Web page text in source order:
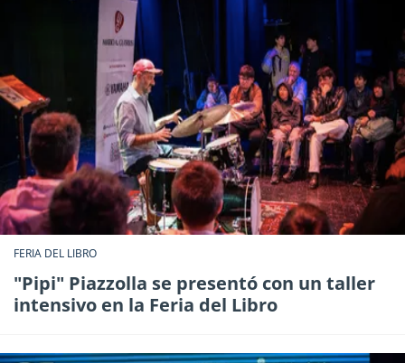
FERIA DEL LIBRO
"Pipi" Piazzolla se presentó con un taller
intensivo en la Feria del Libro